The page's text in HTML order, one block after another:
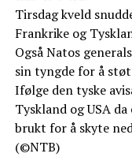
Tirsdag kveld
Frankrike og
Også Natos
sin tyngde for å
Ifølge den tyske
Tyskland og USA
brukt for å skyte
(©NTB)